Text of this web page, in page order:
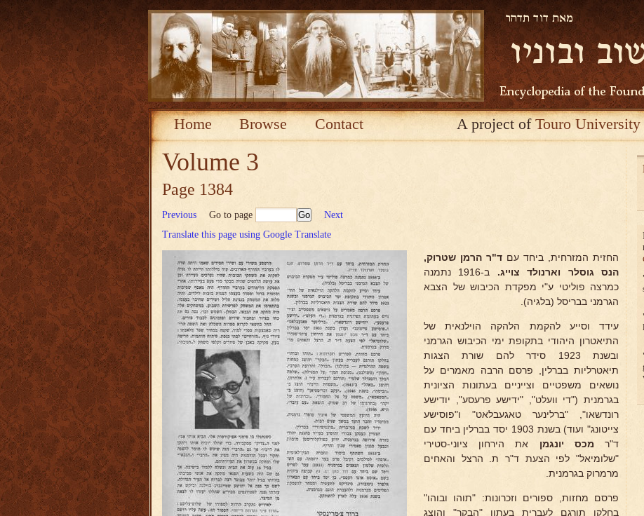
Home Browse Contact A project ofTouro
Volume 3
Page 1384
Previous Go to page
Next
Translate this page using Google Translate
החזית המזרחית, ביחד עם ד"ר הרמן שטרוק,
הנס
גוסלר וארנולד צוייג.
ב-1916 נתמנה
כמרצה פוליטי ע"י מפקדת הכיבוש של הצבא
הגרמני בבריסל (בלגיה).
עידד וסייע להקמת הלהקה הוילנאית של
התיאטרון היהודי בתקופת ימי הכיבוש הגרמני
ובשנת 1923 סידר להם שורת הצגות
תיאטרליות בברלין, פרסם הרבה מאמרים על
נושאים משפטיים וצייניים בעתונות הציונית
בגרמנית ("די וועלט", "ידישע פרעסע", יודישע
רונדשאו", "ברלינער טאגעבלאט" ו"פוסישע
צייטונג" ועוד) בשנת 1903 יסד בברלין ביחד עם
ד"ר מכס יונגמן את הירחון ציוני-סטירי
"שלומיאל" לפי הצעת ד"ר ת. הרצל והאחים
מרמרוק בגרמנית.
פרסם מחזות, ספורים וזכרונות: "תוהו ובוהו"
בחלקו תורגם לעברית בעתון "הבקר" והוצג